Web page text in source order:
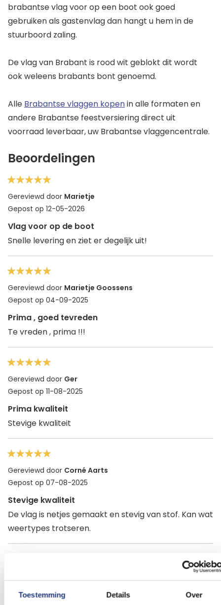
Toestemming Details Over
brabantse vlag voor op een boot ook goed
gebruiken als gastenvlag dan hangt u hem in de
stuurboord zaling.
De vlag van Brabant is rood wit geblokt dit wordt
ook weleens brabants bont genoemd.
Alle Brabantse vlaggen kopenin alle formaten en
andere Brabantse feestversiering direct uit
voorraad leverbaar, uw Brabantse vlaggencentrale.
Beoordelingen
Gereviewd door Marietje
Gepost op 12-05-2026
Vlag voor op de boot
Snelle levering en ziet er degelijk uit!
Gereviewd door Marietje Goossens
Gepost op 04-09-2025
Prima , goed tevreden
Te vreden , prima !!!
Gereviewd door Ger
Gepost op 11-08-2025
Prima kwaliteit
Stevige kwaliteit
Gereviewd door Corné Aarts
Gepost op 07-08-2025
Stevige kwaliteit
De vlag is netjes gemaakt en stevig van stof. Kan wat
weertypes trotseren.